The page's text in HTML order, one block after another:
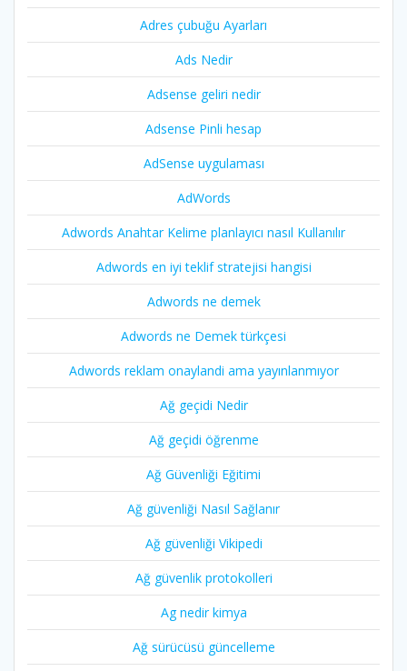
Adres çubuğu Ayarları
Ads Nedir
Adsense geliri nedir
Adsense Pinli hesap
AdSense uygulaması
AdWords
Adwords Anahtar Kelime planlayıcı nasıl Kullanılır
Adwords en iyi teklif stratejisi hangisi
Adwords ne demek
Adwords ne Demek türkçesi
Adwords reklam onaylandi ama yayınlanmıyor
Ağ geçidi Nedir
Ağ geçidi öğrenme
Ağ Güvenliği Eğitimi
Ağ güvenliği Nasıl Sağlanır
Ağ güvenliği Vikipedi
Ağ güvenlik protokolleri
Ag nedir kimya
Ağ sürücüsü güncelleme